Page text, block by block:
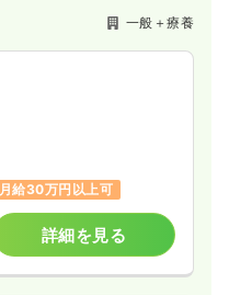
一般＋療養
月給30万円以上可
詳細を見る